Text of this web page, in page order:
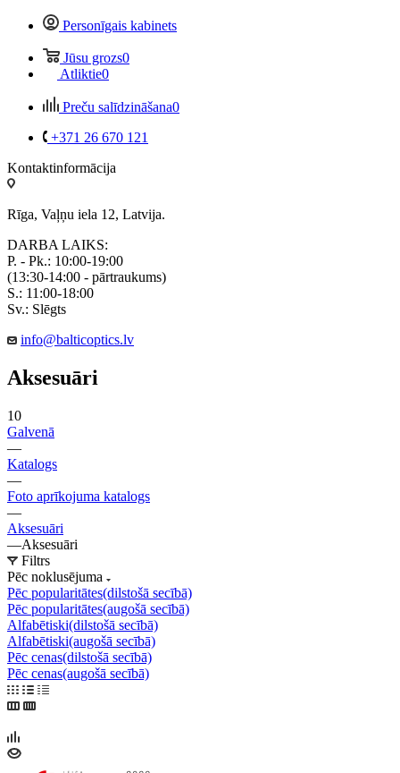
Personīgais kabinets
Jūsu grozs0
Atliktie0
Preču salīdzināšana0
+371 26 670 121
Kontaktinformācija
Rīga, Vaļņu iela 12, Latvija.
DARBA LAIKS:
P. - Pk.: 10:00-19:00
(13:30-14:00 - pārtraukums)
S.: 11:00-18:00
Sv.: Slēgts
info@balticoptics.lv
Aksesuāri
10
Galvenā
—
Katalogs
—
Foto aprīkojuma katalogs
—
Aksesuāri
—Aksesuāri
Filtrs
Pēc noklusējuma
Pēc popularitātes(dilstošā secībā)
Pēc popularitātes(augošā secībā)
Alfabētiski(dilstošā secībā)
Alfabētiski(augošā secībā)
Pēc cenas(dilstošā secībā)
Pēc cenas(augošā secībā)